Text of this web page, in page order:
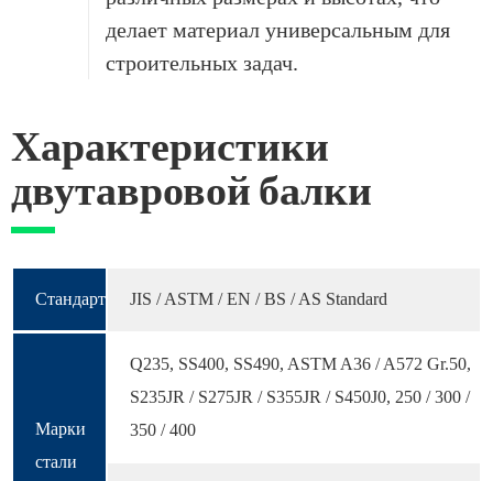
делает материал универсальным для
строительных задач.
Характеристики
двутавровой балки
Стандарт JIS / ASTM / EN / BS / AS Standard
Марки
стали
Q235, SS400, SS490, ASTM A36 / A572 Gr.50,
S235JR / S275JR / S355JR / S450J0, 250 / 300 /
350 / 400